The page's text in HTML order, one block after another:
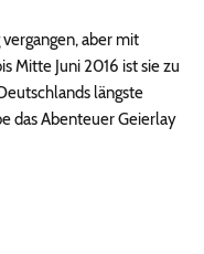
aber mit
Mitte Juni 2016 ist sie zu
längste
das Abenteuer Geierlay